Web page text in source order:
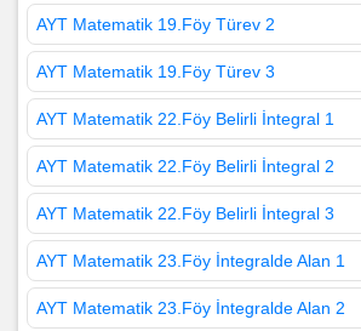
AYT Matematik 19.Föy Türev 2
AYT Matematik 19.Föy Türev 3
AYT Matematik 22.Föy Belirli İntegral 1
AYT Matematik 22.Föy Belirli İntegral 2
AYT Matematik 22.Föy Belirli İntegral 3
AYT Matematik 23.Föy İntegralde Alan 1
AYT Matematik 23.Föy İntegralde Alan 2